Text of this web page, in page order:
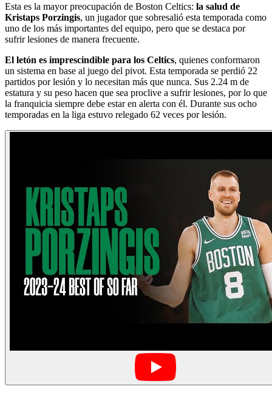
Esta es la mayor preocupación de Boston Celtics: la salud de
Kristaps Porzingis, un jugador que sobresalió esta temporada como
uno de los más importantes del equipo, pero que se destaca por
sufrir lesiones de manera frecuente.
El letón es imprescindible para los Celtics, quienes conformaron
un sistema en base al juego del pivot. Esta temporada se perdió 22
partidos por lesión y lo necesitan más que nunca. Sus 2.24 m de
estatura y su peso hacen que sea proclive a sufrir lesiones, por lo que
la franquicia siempre debe estar en alerta con él. Durante sus ocho
temporadas en la liga estuvo relegado 62 veces por lesión.